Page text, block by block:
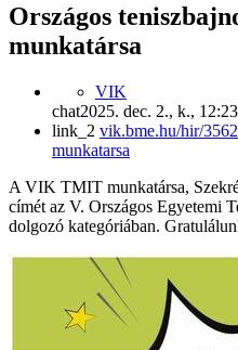
Országos
munkatársa
VIK
chat2025. dec. 2., k., 12:23
link_2 vik.bme.hu/hir/
munkatarsa
A VIK TMIT munkatársa,
címét az V. Országos Egyetemi
dolgozó kategóriában.